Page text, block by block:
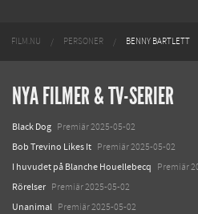
FILM.NU PERSONER BENNY BARTLETT
NYA FILMER & TV-SERIER
Black Dog Premiär 2025-05-02
Bob Trevino Likes It Premiär 2025-05-02
I huvudet på Blanche Houellebecq Premiär
Rörelser Premiär 2025-05-02
Unanimal Premiär 2025-05-02